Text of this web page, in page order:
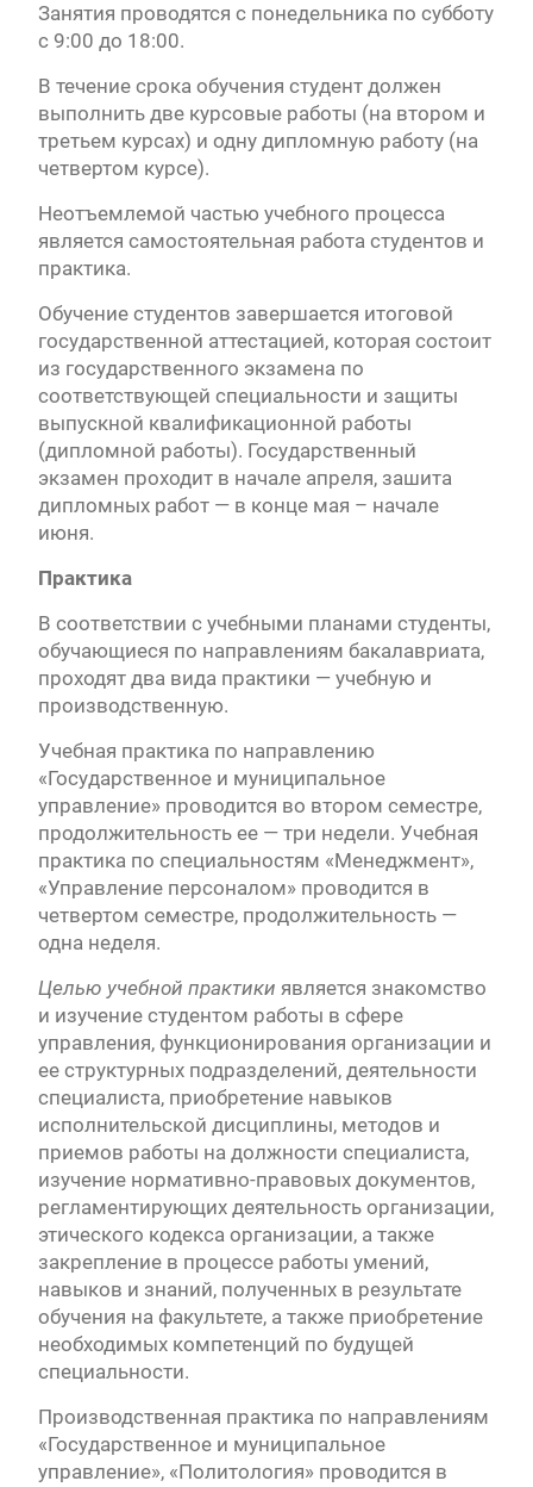
Занятия проводятся с понедельника по субботу
с 9:00 до 18:00.
В течение срока обучения студент должен
выполнить две курсовые работы (на втором и
третьем курсах) и одну дипломную работу (на
четвертом курсе).
Неотъемлемой частью учебного процесса
является самостоятельная работа студентов и
практика.
Обучение студентов завершается итоговой
государственной аттестацией, которая состоит
из государственного экзамена по
соответствующей специальности и защиты
выпускной квалификационной работы
(дипломной работы). Государственный
экзамен проходит в начале апреля, зашита
дипломных работ — в конце мая – начале
июня.
Практика
В соответствии с учебными планами студенты,
обучающиеся по направлениям бакалавриата,
проходят два вида практики — учебную и
производственную.
Учебная практика по направлению
«Государственное и муниципальное
управление» проводится во втором семестре,
продолжительность ее — три недели. Учебная
практика по специальностям «Менеджмент»,
«Управление персоналом» проводится в
четвертом семестре, продолжительность —
одна неделя.
Целью учебной практики является знакомство
и изучение студентом работы в сфере
управления, функционирования организации и
ее структурных подразделений, деятельности
специалиста, приобретение навыков
исполнительской дисциплины, методов и
приемов работы на должности специалиста,
изучение нормативно-правовых документов,
регламентирующих деятельность организации,
этического кодекса организации, а также
закрепление в процессе работы умений,
навыков и знаний, полученных в результате
обучения на факультете, а также приобретение
необходимых компетенций по будущей
специальности.
Производственная практика по направлениям
«Государственное и муниципальное
управление», «Политология» проводится в